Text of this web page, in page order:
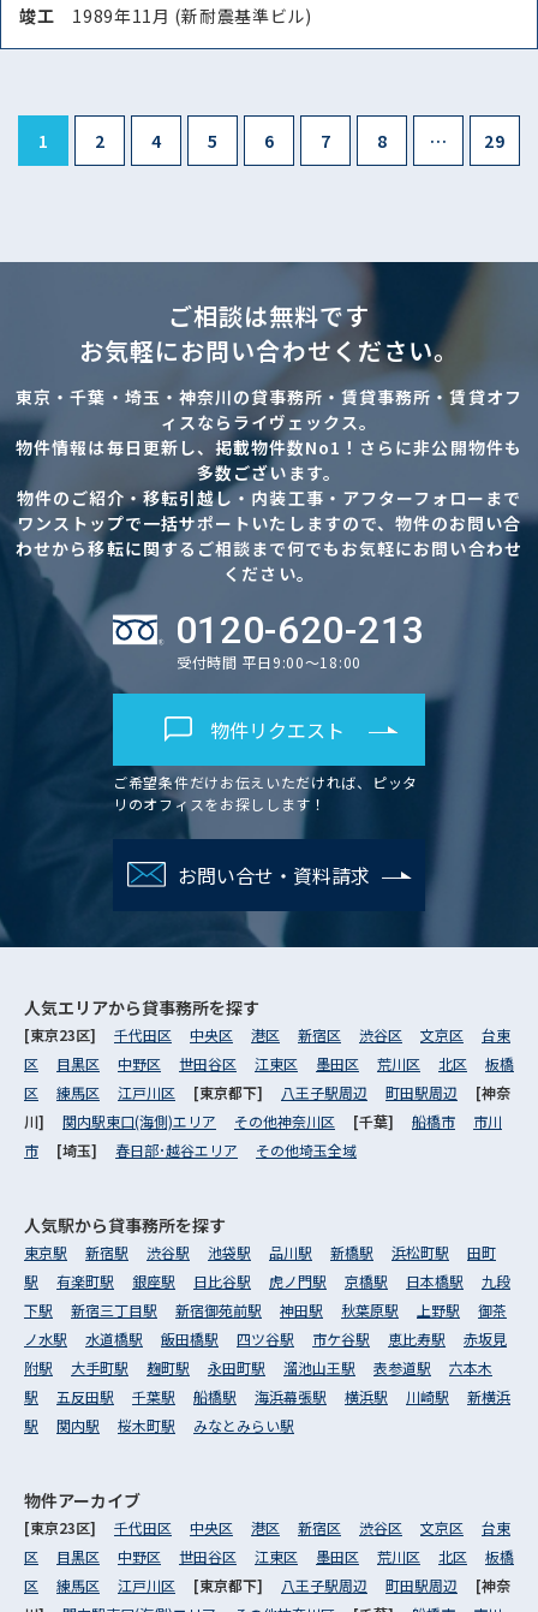
竣⼯ 1989年11月 (新耐震基準ビル)
1 2 4 5 6 7 8 … 29
ご相談は無料です
お気軽にお問い合わせください。
東京・千葉・埼玉・神奈川の貸事務所・賃貸事務所・賃貸オフ
ィスならライヴェックス。
物件情報は毎日更新し、掲載物件数No1！さらに非公開物件も
多数ございます。
物件のご紹介・移転引越し・内装工事・アフターフォローまで
ワンストップで一括サポートいたしますので、物件のお問い合
わせから移転に関するご相談まで何でもお気軽にお問い合わせ
ください。
0120-620-213
受付時間 平日9:00～18:00
物件リクエスト
ご希望条件だけお伝えいただければ、ピッタ
リのオフィスをお探しします！
お問い合せ・資料請求
人気エリアから貸事務所を探す
[東京23区] 千代田区 中央区 港区 新宿区 渋谷区 文京区
台東
区
目黒区 中野区 世田谷区 江東区 墨田区 荒川区 北区
板橋
区
練馬区 江戸川区 [東京都下] 八王子駅周辺 町田駅周辺
[神奈
川] 関内駅東口(海側)エリア その他神奈川区 [千葉] 船橋市
市川
市
[埼玉] 春日部･越谷エリア その他埼玉全域
人気駅から貸事務所を探す
東京駅 新宿駅 渋谷駅 池袋駅 品川駅 新橋駅 浜松町駅
田町
駅
有楽町駅 銀座駅 日比谷駅 虎ノ門駅 京橋駅 日本橋駅
九段
下駅
新宿三丁目駅 新宿御苑前駅 神田駅 秋葉原駅 上野駅
御茶
ノ水駅
水道橋駅 飯田橋駅 四ツ谷駅 市ケ谷駅 恵比寿駅
赤坂見
附駅
大手町駅 麹町駅 永田町駅 溜池山王駅 表参道駅
六本木
駅
五反田駅 千葉駅 船橋駅 海浜幕張駅 横浜駅 川崎駅
新横浜
駅
関内駅 桜木町駅 みなとみらい駅
物件アーカイブ
[東京23区] 千代田区 中央区 港区 新宿区 渋谷区 文京区
台東
区
目黒区 中野区 世田谷区 江東区 墨田区 荒川区 北区
板橋
区
練馬区 江戸川区 [東京都下] 八王子駅周辺 町田駅周辺
[神奈